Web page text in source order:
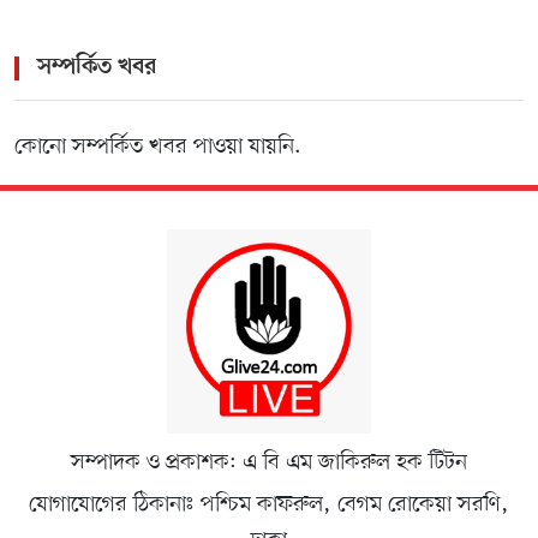
সম্পর্কিত খবর
কোনো সম্পর্কিত খবর পাওয়া যায়নি.
সম্পাদক ও প্রকাশক: এ বি এম জাকিরুল হক টিটন
যোগাযোগের ঠিকানাঃ পশ্চিম কাফরুল, বেগম রোকেয়া সরণি,